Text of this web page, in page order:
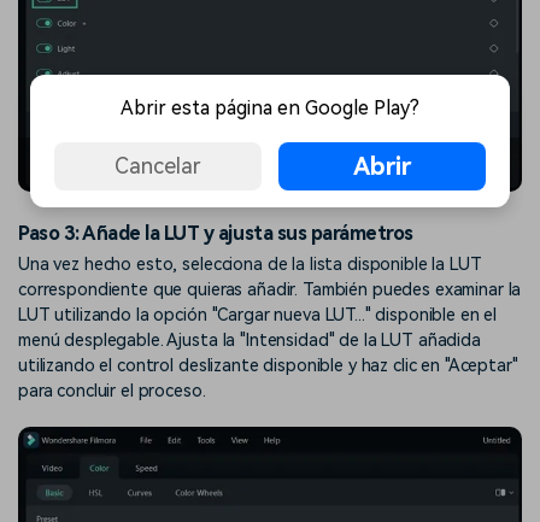
Habilita la opción LUT
Paso 3: Añade la LUT y ajusta sus parámetros
Una vez hecho esto, selecciona de la lista disponible la LUT
correspondiente que quieras añadir. También puedes examinar la
LUT utilizando la opción "Cargar nueva LUT..." disponible en el
menú desplegable. Ajusta la "Intensidad" de la LUT añadida
utilizando el control deslizante disponible y haz clic en "Aceptar"
para concluir el proceso.
Abrir esta página en Google Play?
Cancelar Abrir